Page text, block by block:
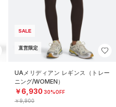
SALE
直営限定
UAメリディアン レギンス（トレー
ニング/WOMEN）
￥6,930 30%OFF
￥9,900